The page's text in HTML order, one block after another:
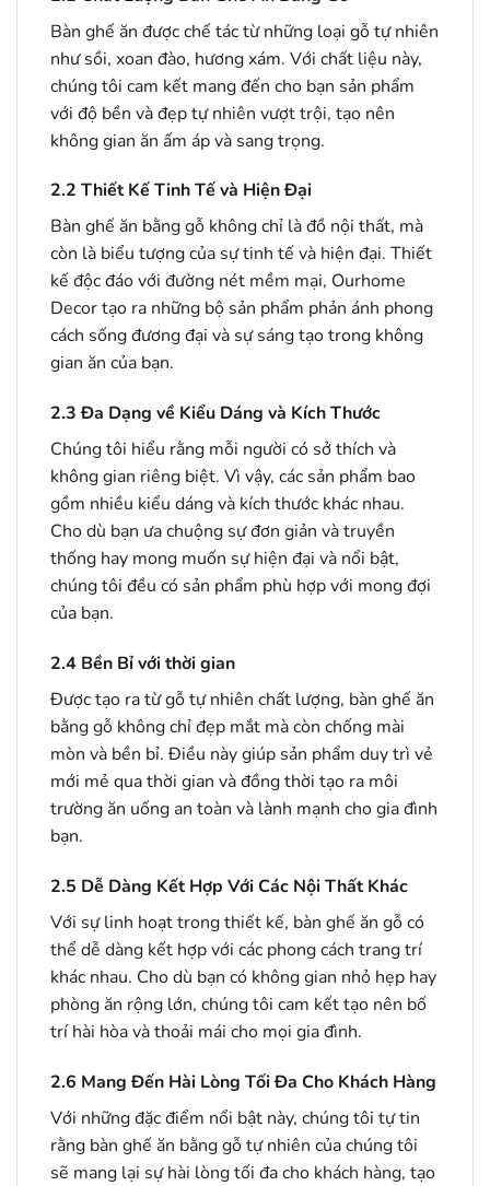
Bàn ghế ăn được chế tác từ những loại gỗ tự nhiên
như sồi, xoan đào, hương xám. Với chất liệu này,
chúng tôi cam kết mang đến cho bạn sản phẩm
với độ bền và đẹp tự nhiên vượt trội, tạo nên
không gian ăn ấm áp và sang trọng.
2.2 Thiết Kế Tinh Tế và Hiện Đại
Bàn ghế ăn bằng gỗ không chỉ là đồ nội thất, mà
còn là biểu tượng của sự tinh tế và hiện đại. Thiết
kế độc đáo với đường nét mềm mại, Ourhome
Decor tạo ra những bộ sản phẩm phản ánh phong
cách sống đương đại và sự sáng tạo trong không
gian ăn của bạn.
2.3Đa Dạng về Kiểu Dáng và Kích Thước
Chúng tôi hiểu rằng mỗi người có sở thích và
không gian riêng biệt. Vì vậy, các sản phẩm bao
gồm nhiều kiểu dáng và kích thước khác nhau.
Cho dù bạn ưa chuộng sự đơn giản và truyền
thống hay mong muốn sự hiện đại và nổi bật,
chúng tôi đều có sản phẩm phù hợp với mong đợi
của bạn.
2.4 Bền Bỉ với thời gian
Được tạo ra từ gỗ tự nhiên chất lượng, bàn ghế ăn
bằng gỗ không chỉ đẹp mắt mà còn chống mài
mòn và bền bỉ. Điều này giúp sản phẩm duy trì vẻ
mới mẻ qua thời gian và đồng thời tạo ra môi
trường ăn uống an toàn và lành mạnh cho gia đình
bạn.
2.5 Dễ Dàng Kết Hợp Với Các Nội Thất Khác
Với sự linh hoạt trong thiết kế, bàn ghế ăn gỗ có
thể dễ dàng kết hợp với các phong cách trang trí
khác nhau. Cho dù bạn có không gian nhỏ hẹp hay
phòng ăn rộng lớn, chúng tôi cam kết tạo nên bố
trí hài hòa và thoải mái cho mọi gia đình.
2.6 Mang Đến Hài Lòng Tối Đa Cho Khách Hàng
Với những đặc điểm nổi bật này, chúng tôi tự tin
rằng bàn ghế ăn bằng gỗ tự nhiên của chúng tôi
sẽ mang lại sự hài lòng tối đa cho khách hàng, tạo